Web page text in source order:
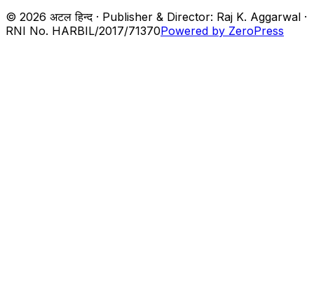
© 2026 अटल हिन्द · Publisher & Director: Raj K. Aggarwal ·
RNI No. HARBIL/2017/71370Powered by ZeroPress